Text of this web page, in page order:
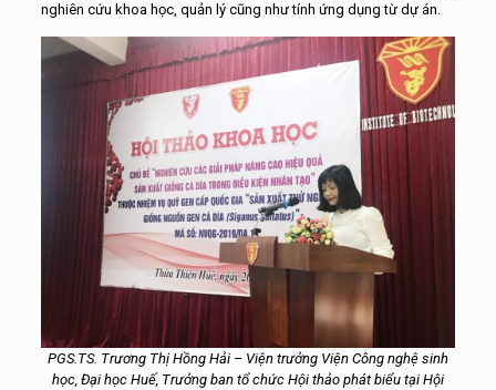
nghiên cứu khoa học, quản lý cũng như tính ứng dụng từ dự án.
PGS.TS. Trương Thị Hồng Hải – Viện trưởng Viện Công nghệ sinh
học, Đại học Huế, Trưởng ban tổ chức Hội thảo phát biểu tại Hội